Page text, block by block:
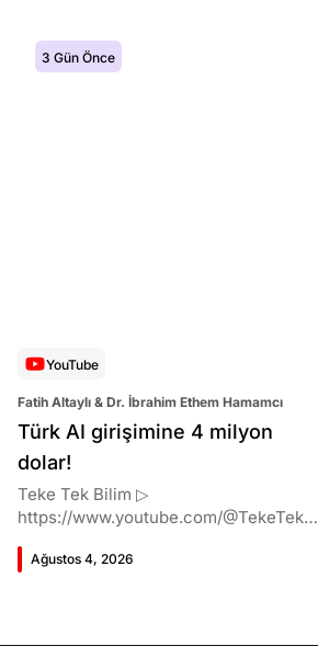
3 Gün Önce
YouTube
Fatih Altaylı & Dr. İbrahim Ethem Hamamcı
Türk AI girişimine 4 milyon
dolar!
Teke Tek Bilim ▷
https://www.youtube.com/@TekeTekBil
Hamamcı kimdir ve akademik
Ağustos 4, 2026